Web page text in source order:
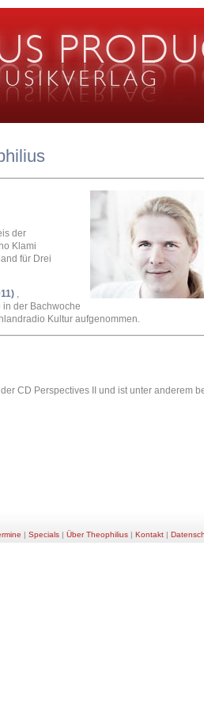
der
Klami
für Drei
in der Bachwoche
Kultur aufgenommen.
CD Perspectives II und ist unter anderem
| Specials| Über Theophilius| Kontakt|